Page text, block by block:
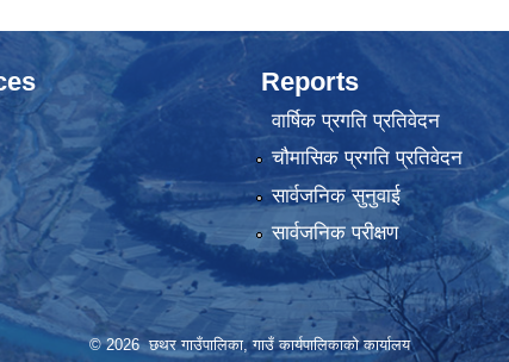
Reports
वार्षिक प्रगति प्रतिवेदन
चौमासिक प्रगति प्रतिवेदन
सार्वजनिक सुनुवाई
सार्वजनिक परीक्षण
© 2026 छथर गाउँपालिका, गाउँ कार्यपालिकाको कार्यालय